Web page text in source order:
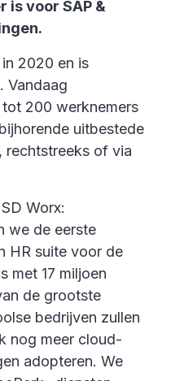
is voor SAP &
2020 en is
Vandaag
200 werknemers
uitbestede
rechtstreeks of via
Worx:
we de eerste
HR suite voor de
met 17 miljoen
de grootste
bedrijven zullen
nog meer cloud-
adopteren. We